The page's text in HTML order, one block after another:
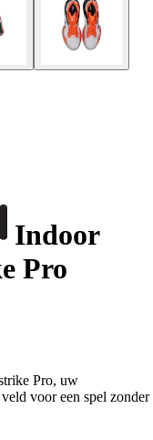
Indoor
Pro
Pro, uw
voor een spel zonder